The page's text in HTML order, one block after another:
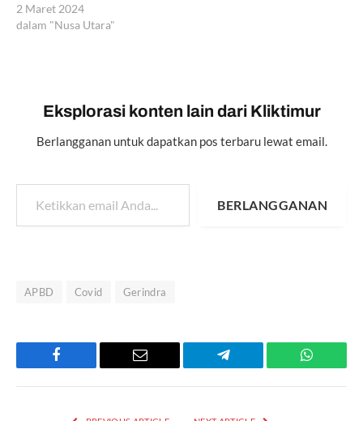
2 Maret 2024
dalam "Nusa Utara"
Eksplorasi konten lain dari Kliktimur
Berlangganan untuk dapatkan pos terbaru lewat email.
Ketikkan email Anda...
BERLANGGANAN
APBD Covid Gerindra
Facebook Email Telegram